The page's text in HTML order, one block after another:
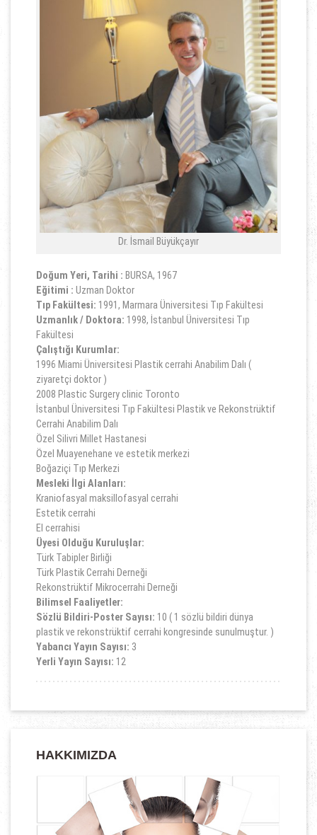
Dr. İsmail Büyükçayır
Doğum Yeri, Tarihi : BURSA, 1967
Eğitimi : Uzman Doktor
Tıp Fakültesi: 1991, Marmara Üniversitesi Tıp Fakültesi
Uzmanlık / Doktora: 1998, İstanbul Üniversitesi Tıp
Fakültesi
Çalıştığı Kurumlar:
1996 Miami Üniversitesi Plastik cerrahi Anabilim Dalı (
ziyaretçi doktor )
2008 Plastic Surgery clinic Toronto
İstanbul Üniversitesi Tıp Fakültesi Plastik ve Rekonstrüktif
Cerrahi Anabilim Dalı
Özel Silivri Millet Hastanesi
Özel Muayenehane ve estetik merkezi
Boğaziçi Tıp Merkezi
Mesleki İlgi Alanları:
Kraniofasyal maksillofasyal cerrahi
Estetik cerrahi
El cerrahisi
Üyesi Olduğu Kuruluşlar:
Türk Tabipler Birliği
Türk Plastik Cerrahi Derneği
Rekonstrüktif Mikrocerrahi Derneği
Bilimsel Faaliyetler:
Sözlü Bildiri-Poster Sayısı: 10 ( 1 sözlü bildiri dünya
plastik ve rekonstrüktif cerrahi kongresinde sunulmuştur. )
Yabancı Yayın Sayısı: 3
Yerli Yayın Sayısı: 12
HAKKIMIZDA